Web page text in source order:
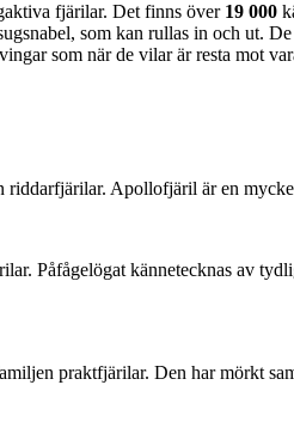
fjärilar. Det finns över 19 000
som kan rullas in och ut.
som när de vilar är resta mot
riddarfjärilar. Apollofjäril är en
Påfågelögat kännetecknas av
praktfjärilar. Den har mörkt